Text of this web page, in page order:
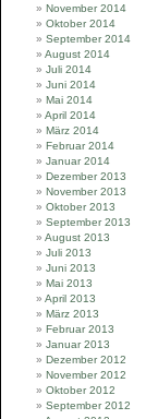
November 2014
Oktober 2014
September 2014
August 2014
Juli 2014
Juni 2014
Mai 2014
April 2014
März 2014
Februar 2014
Januar 2014
Dezember 2013
November 2013
Oktober 2013
September 2013
August 2013
Juli 2013
Juni 2013
Mai 2013
April 2013
März 2013
Februar 2013
Januar 2013
Dezember 2012
November 2012
Oktober 2012
September 2012